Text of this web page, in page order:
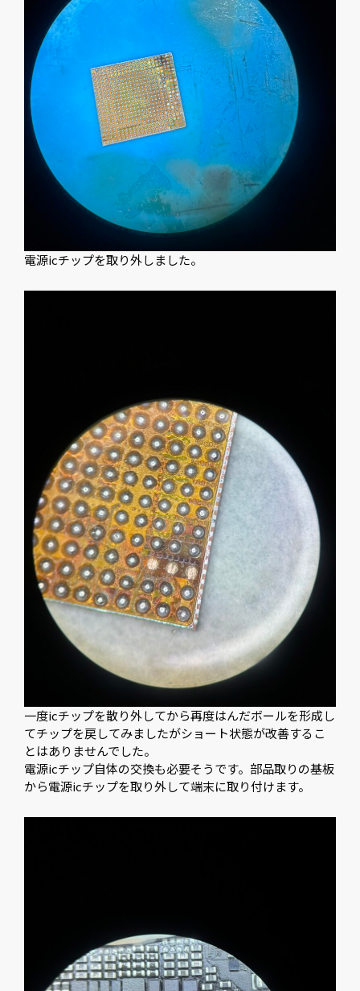
電源icチップを取り外しました。
一度icチップを散り外してから再度はんだボールを形成し
てチップを戻してみましたがショート状態が改善するこ
とはありませんでした。
電源icチップ自体の交換も必要そうです。部品取りの基板
から電源icチップを取り外して端末に取り付けます。